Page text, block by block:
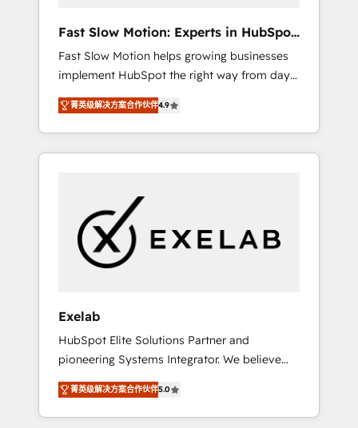
reporting - Workflow automation and data
clean-up - Sales enablement and team
training - Ongoing optimisation and RevOps
support Based in Leeds and London, we
partner with SMEs across the UK who are
ready to turn HubSpot into the growth
engine it’s meant to be.
Fast Slow Motion: Experts in HubSpot
& Salesforce
Fast Slow Motion helps growing businesses
implement HubSpot the right way from day
one — with the flexibility to scale as
complexity increases. Highly certified in both
HubSpot and Salesforce, we bring deep
experience in CRM implementation,
growing mid-market and enterprise
organizations, our team combines strong
technical execution with real business
perspective. Many of our consultants have
operators need as their systems, data, and
processes evolve. Since 2014, we’ve
supported 1,400+ clients across a wide range
of industries, including healthcare, software,
B2B services, manufacturing, financial
services and more. Whether clients are new
菁英级解决方案合作伙伴4.9
Exelab
HubSpot Elite Solutions Partner and
pioneering Systems Integrator. We believe
technology should serve business strategy,
not the other way around. Every engagement
begins with clear objectives, customer
菁英级解决方案合作伙伴5.0